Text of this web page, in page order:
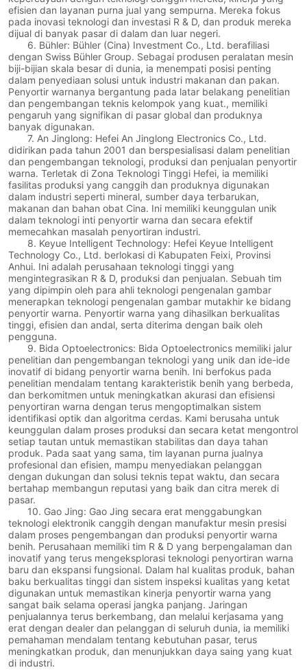
efisien dan layanan purna jual yang sempurna. Mereka fokus
pada inovasi teknologi dan investasi R & D, dan produk mereka
dijual di banyak pasar di dalam dan luar negeri.
6. Bühler: Bühler (Cina) Investment Co., Ltd. berafiliasi
dengan Swiss Bühler Group. Sebagai produsen peralatan mesin
biji-bijian skala besar di dunia, ia menempati posisi penting
dalam penyediaan solusi untuk industri makanan dan pakan.
Penyortir warnanya bergantung pada latar belakang penelitian
dan pengembangan teknis kelompok yang kuat., memiliki
pengaruh yang signifikan di pasar global dan produknya
banyak digunakan.
7. An Jinglong: Hefei An Jinglong Electronics Co., Ltd.
didirikan pada tahun 2001 dan berspesialisasi dalam penelitian
dan pengembangan teknologi, produksi dan penjualan penyortir
warna. Terletak di Zona Teknologi Tinggi Hefei, ia memiliki
fasilitas produksi yang canggih dan produknya digunakan
dalam industri seperti mineral, sumber daya terbarukan,
makanan dan bahan obat Cina. Ini memiliki keunggulan unik
dalam teknologi inti penyortir warna dan secara efektif
memecahkan masalah penyortiran industri.
8. Keyue Intelligent Technology: Hefei Keyue Intelligent
Technology Co., Ltd. berlokasi di Kabupaten Feixi, Provinsi
Anhui. Ini adalah perusahaan teknologi tinggi yang
mengintegrasikan R & D, produksi dan penjualan. Sebuah tim
yang dipimpin oleh para ahli teknologi pengenalan gambar
menerapkan teknologi pengenalan gambar mutakhir ke bidang
penyortir warna. Penyortir warna yang dihasilkan berkualitas
tinggi, efisien dan andal, serta diterima dengan baik oleh
pengguna.
9. Bida Optoelectronics: Bida Optoelectronics memiliki jalur
penelitian dan pengembangan teknologi yang unik dan ide-ide
inovatif di bidang penyortir warna benih. Ini berfokus pada
penelitian mendalam tentang karakteristik benih yang berbeda,
dan berkomitmen untuk meningkatkan akurasi dan efisiensi
penyortiran warna dengan terus mengoptimalkan sistem
identifikasi optik dan algoritma cerdas. Kami berusaha untuk
keunggulan dalam proses produksi dan secara ketat mengontrol
setiap tautan untuk memastikan stabilitas dan daya tahan
produk. Pada saat yang sama, tim layanan purna jualnya
profesional dan efisien, mampu menyediakan pelanggan
dengan dukungan dan solusi teknis tepat waktu, dan secara
bertahap membangun reputasi yang baik dan citra merek di
pasar.
10. Gao Jing: Gao Jing secara erat menggabungkan
teknologi elektronik canggih dengan manufaktur mesin presisi
dalam proses pengembangan dan produksi penyortir warna
benih. Perusahaan memiliki tim R & D yang berpengalaman dan
inovatif yang terus mengeksplorasi teknologi penyortiran warna
baru dan ekspansi fungsional. Dalam hal kualitas produk, bahan
baku berkualitas tinggi dan sistem inspeksi kualitas yang ketat
digunakan untuk memastikan kinerja penyortir warna yang
sangat baik selama operasi jangka panjang. Jaringan
penjualannya terus berkembang, dan melalui kerjasama yang
erat dengan dealer dan pelanggan di seluruh dunia, ia memiliki
pemahaman mendalam tentang kebutuhan pasar, terus
meningkatkan produk, dan menunjukkan daya saing yang kuat
di industri.